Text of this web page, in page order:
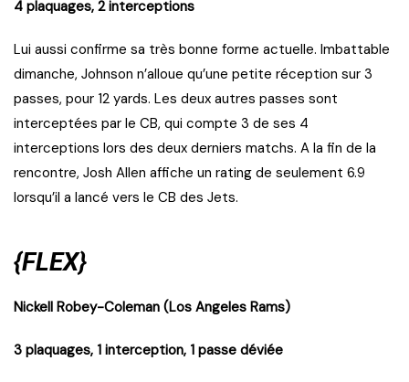
4 plaquages, 2 interceptions
Lui aussi confirme sa très bonne forme actuelle. Imbattable
dimanche, Johnson n’alloue qu’une petite réception sur 3
passes, pour 12 yards. Les deux autres passes sont
interceptées par le CB, qui compte 3 de ses 4
interceptions lors des deux derniers matchs. A la fin de la
rencontre, Josh Allen affiche un rating de seulement 6.9
lorsqu’il a lancé vers le CB des Jets.
{FLEX}
Nickell Robey-Coleman (Los Angeles Rams)
3 plaquages, 1 interception, 1 passe déviée